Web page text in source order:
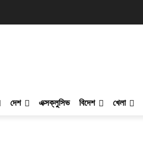
দেশ এক্সক্লুসিভ বিদেশ খেলা